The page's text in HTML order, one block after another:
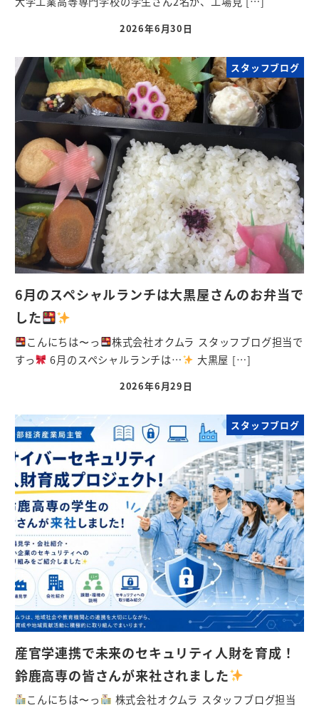
2026年6月30日
スタッフブログ
6月のスペシャルランチは大黒屋さんのお弁当で
した
こんにちは〜っ
株式会社オクムラ スタッフブログ担当で
すっ
6月のスペシャルランチは… 大黒屋 […]
2026年6月29日
スタッフブログ
産官学連携で未来のセキュリティ人財を育成！
鈴鹿高専の皆さんが来社されました
こんにちは〜っ
株式会社オクムラ スタッフブログ担当